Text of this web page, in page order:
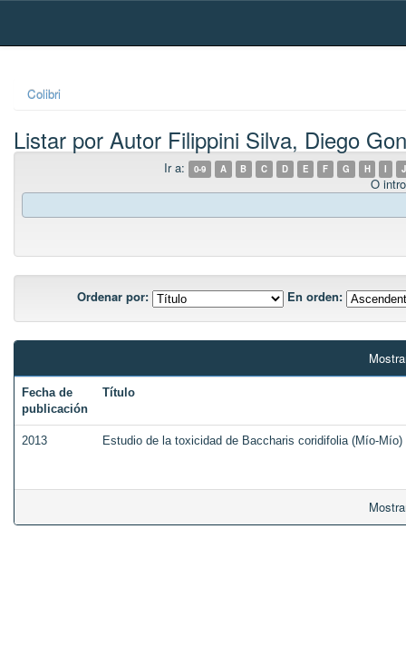
Skip
Colibri
Listar por Autor Filippini Silva, Diego
Ir a: 0-9 A B C D E F G H I J
O
Ordenar por: En orden:
Fecha de
publicación
Título
2013 Estudio de la toxicidad de Baccharis coridifolia (Mío-